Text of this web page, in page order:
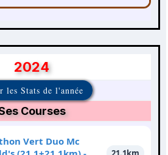
2024
les Stats de l'année
Courses
Vert Duo Mc